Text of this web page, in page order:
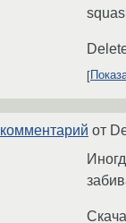
комментарий от